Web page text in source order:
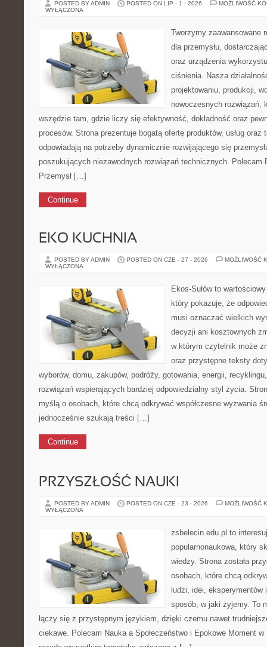
POSTED BY ADMIN POSTED ON LIP - 1 - 2026
MOŻLIWOŚĆ
WYŁĄCZONA
Tworzymy zaawansowane
dla przemysłu,
oraz urządzenia
ciśnienia. Nasza
projektowaniu, produkcji,
nowoczesnych rozwiązań,
wszędzie tam, gdzie liczy się efektywność, dokładność oraz
procesów. Strona prezentuje bogatą ofertę produktów, usług oraz
odpowiadają na potrzeby dynamicznie rozwijającego się
poszukujących niezawodnych rozwiązań technicznych. Polecam
Przemysł […]
Continue
EKO KUCHNIA
POSTED BY ADMIN POSTED ON CZE - 27 - 2026
MOŻLIWOŚĆ
WYŁĄCZONA
Ekos-Sułów to
który pokazuje, że
musi oznaczać wielkich
decyzji ani kosztownych
w którym czytelnik może
oraz przystępne teksty
wyborów, domu, zakupów, podróży, gotowania, energii,
rozwiązań wspierających bardziej odpowiedzialny styl życia.
myślą o osobach, które chcą odkrywać współczesne wyzwania
jednocześnie szukają treści […]
Continue
PRZYSZŁOŚĆ NAUKI
POSTED BY ADMIN POSTED ON CZE - 23 - 2026
MOŻLIWOŚĆ
WYŁĄCZONA
zsbelecin.edu.pl to
popularnonaukowa, który
wiedzy. Strona została
osobach, które chcą
ludzi, idei, eksperymentów
sposób, w jaki żyjemy. To
łączy się z przystępnym językiem, dzięki czemu nawet
ciekawe. Polecam Nauka a Społeczeństwo i Epokowe Moment